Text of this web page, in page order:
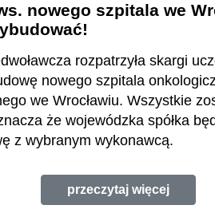
nowego szpitala we
rozpatrzyła skargi
nowego szpitala
we Wrocławiu. Wszystkie
że wojewódzka spółka
z wybranym wykonawcą.
przeczytaj więcej